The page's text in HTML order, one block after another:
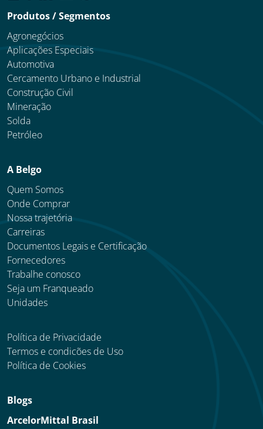
Produtos / Segmentos
Agronegócios
Aplicações Especiais
Automotiva
Cercamento Urbano e Industrial
Construção Civil
Mineração
Solda
Petróleo
A Belgo
Quem Somos
Onde Comprar
Nossa trajetória
Carreiras
Documentos Legais e Certificação
Fornecedores
Trabalhe conosco
Seja um Franqueado
Unidades
Política de Privacidade
Termos e condicões de Uso
Política de Cookies
Blogs
ArcelorMittal Brasil